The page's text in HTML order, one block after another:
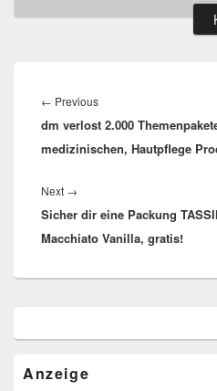
← PreviousPrevious
post:
dm verlost 2.000
medizinischen, Hautpflege
Next →
post:
Sicher dir eine Packung
Macchiato Vanilla, gratis!
Widget-
Anzeige